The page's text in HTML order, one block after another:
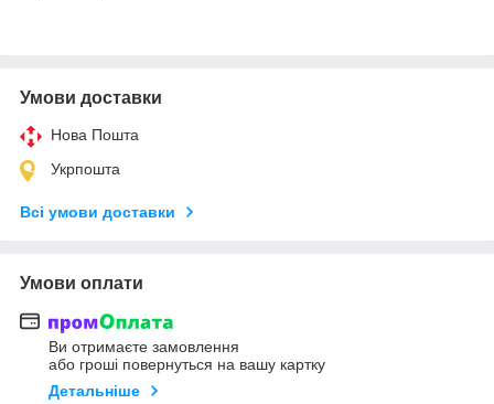
Умови доставки
Нова Пошта
Укрпошта
Всі умови доставки
Умови оплати
Ви отримаєте замовлення
або гроші повернуться на вашу картку
Детальніше